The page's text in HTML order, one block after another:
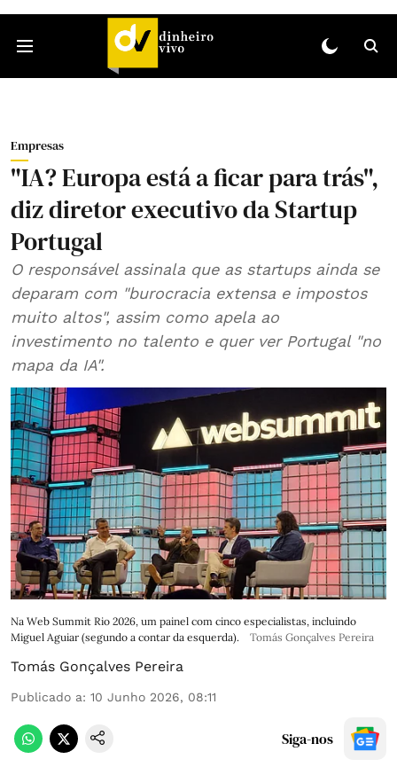
Empresas
"IA? Europa está a ficar para trás",
diz diretor executivo da Startup
Portugal
O responsável assinala que as startups ainda se
deparam com "burocracia extensa e impostos
muito altos", assim como apela ao
investimento no talento e quer ver Portugal "no
mapa da IA".
Na Web Summit Rio 2026, um painel com cinco especialistas, incluindo
Miguel Aguiar (segundo a contar da esquerda).
Tomás Gonçalves Pereira
Tomás Gonçalves Pereira
Publicado a: 10 Junho 2026, 08:11
Siga-nos